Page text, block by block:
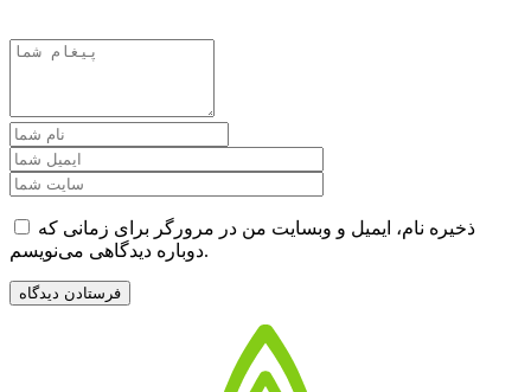
ذخیره نام، ایمیل و وبسایت من در مرورگر برای زمانی که
دوباره دیدگاهی می‌نویسم.